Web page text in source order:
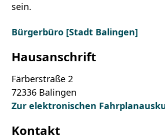
sein.
Bürgerbüro [Stadt Balingen]
Hausanschrift
Färberstraße 2
72336 Balingen
Zur elektronischen
Kontakt